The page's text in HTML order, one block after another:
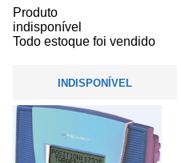
Produto
indisponível
Todo estoque foi vendido
INDISPONÍVEL